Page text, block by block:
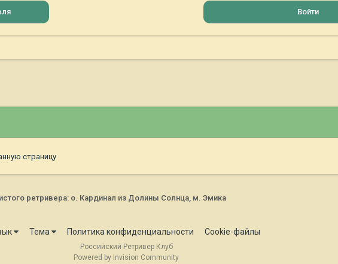
Войти
страницу
ретривера: о. Кардинал из Долины Солнца, м. Эмика
Тема Политика конфиденциальности Cookie-файлы
Российский Ретривер Клуб
Powered by Invision Community